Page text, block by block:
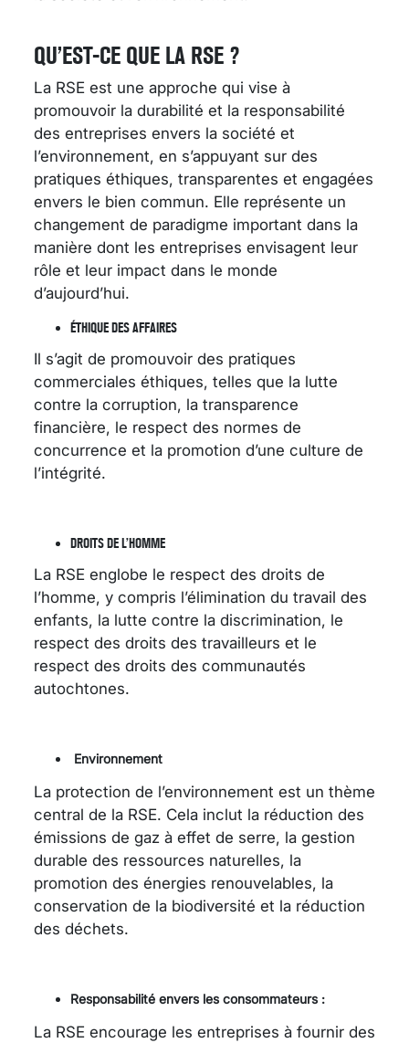
QU’EST-CE QUE LA RSE ?
La RSE est une approche qui vise à
promouvoir la durabilité et la responsabilité
des entreprises envers la société et
l’environnement, en s’appuyant sur des
pratiques éthiques, transparentes et engagées
envers le bien commun. Elle représente un
changement de paradigme important dans la
manière dont les entreprises envisagent leur
rôle et leur impact dans le monde
d’aujourd’hui.
ÉTHIQUE DES AFFAIRES
Il s’agit de promouvoir des pratiques
commerciales éthiques, telles que la lutte
contre la corruption, la transparence
financière, le respect des normes de
concurrence et la promotion d’une culture de
l’intégrité.
DROITS DE L’HOMME
La RSE englobe le respect des droits de
l’homme, y compris l’élimination du travail des
enfants, la lutte contre la discrimination, le
respect des droits des travailleurs et le
respect des droits des communautés
autochtones.
Environnement
La protection de l’environnement est un thème
central de la RSE. Cela inclut la réduction des
émissions de gaz à effet de serre, la gestion
durable des ressources naturelles, la
promotion des énergies renouvelables, la
conservation de la biodiversité et la réduction
des déchets.
Responsabilité envers les consommateurs :
La RSE encourage les entreprises à fournir des